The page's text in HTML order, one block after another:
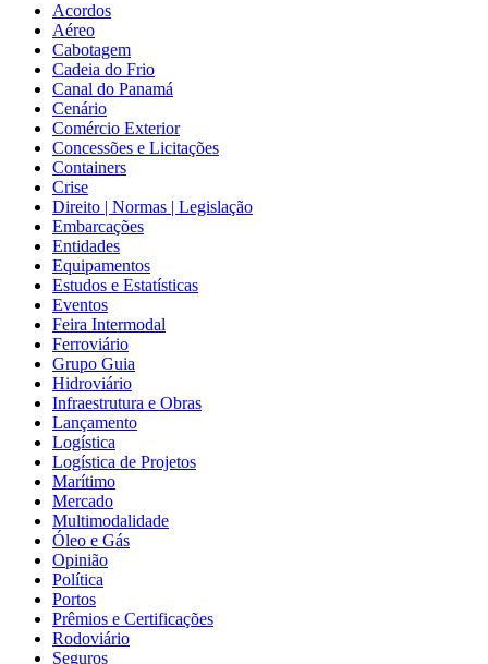
Acordos
Aéreo
Cabotagem
Cadeia do Frio
Canal do Panamá
Cenário
Comércio Exterior
Concessões e Licitações
Containers
Crise
Direito | Normas | Legislação
Embarcações
Entidades
Equipamentos
Estudos e Estatísticas
Eventos
Feira Intermodal
Ferroviário
Grupo Guia
Hidroviário
Infraestrutura e Obras
Lançamento
Logística
Logística de Projetos
Marítimo
Mercado
Multimodalidade
Óleo e Gás
Opinião
Política
Portos
Prêmios e Certificações
Rodoviário
Seguros